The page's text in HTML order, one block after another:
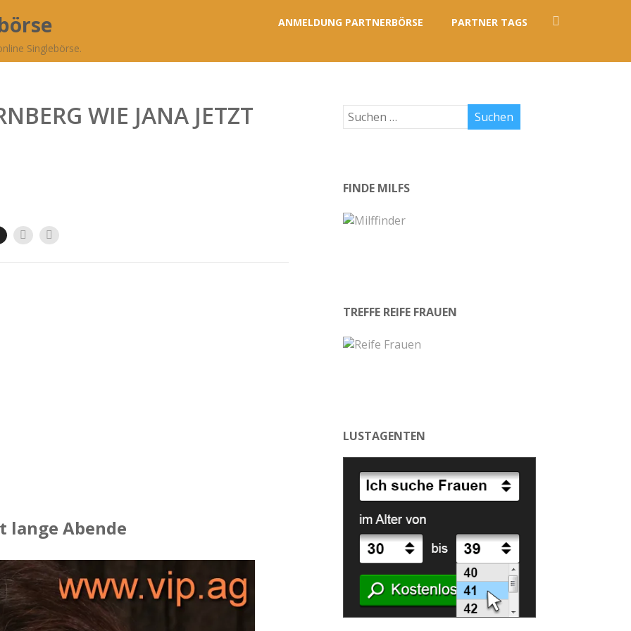
Singlebörse.
ANMELDUNG PARTNERBÖRSE PARTNER TAGS
WIE JANA JETZT
lange Abende
FINDE MILFS
TREFFE REIFE FRAUEN
LUSTAGENTEN